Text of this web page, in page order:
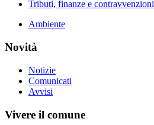
Tributi, finanze e contravvenzioni
Ambiente
Novità
Notizie
Comunicati
Avvisi
Vivere il comune